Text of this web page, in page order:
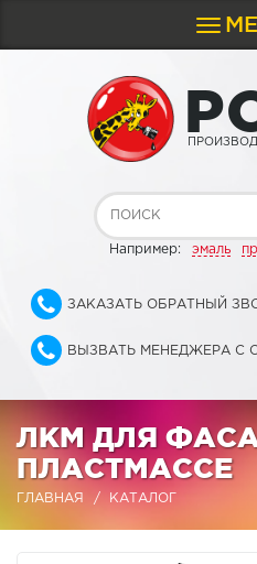
Toggle
P
Например: эмаль
ЗАКАЗАТЬ ОБРАТНЫЙ
ВЫЗВАТЬ МЕНЕДЖЕРА С
ЛКМ ДЛЯ
ПЛАСТМАССЕ
ГЛАВНАЯ КАТАЛОГ